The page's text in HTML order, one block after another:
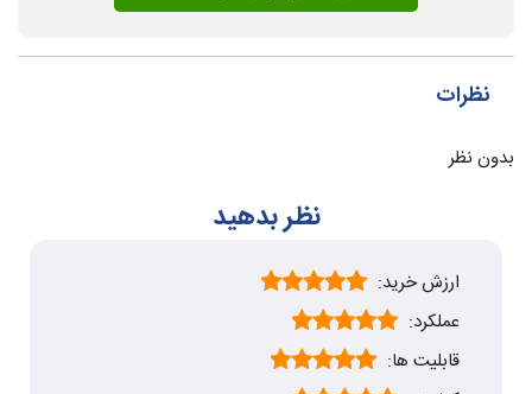
نظرات
بدون نظر
نظر بدهید
ارزش خرید:
عملکرد:
قابلیت ها: